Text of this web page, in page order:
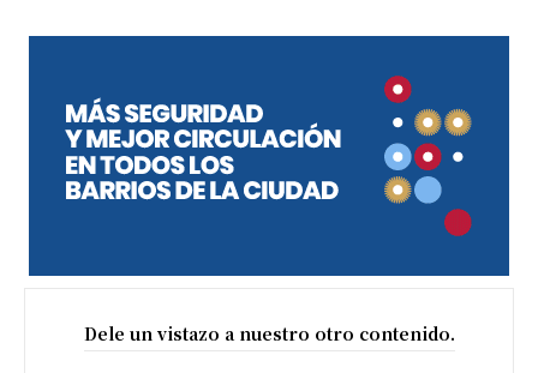
Dele un vistazo a nuestro otro contenido.